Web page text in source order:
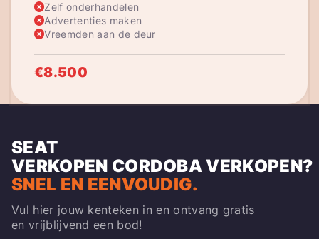
Zelf onderhandelen
Advertenties maken
Vreemden aan de deur
€8.500
SEAT
VERKOPEN CORDOBA VERKOPEN?
SNEL EN EENVOUDIG.
Vul hier jouw kenteken in en ontvang gratis
en vrijblijvend een bod!